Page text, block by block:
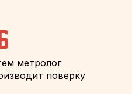
метролог
поверку